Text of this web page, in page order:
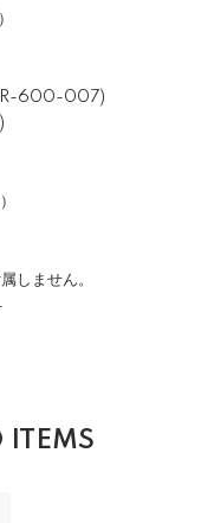
600-007)
しません。
ITEMS